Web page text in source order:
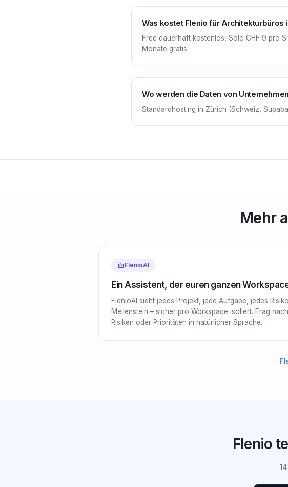
Was kostet Flenio für Architekturbüros
Free dauerhaft kostenlos, Solo CHF 9 pro
Monate gratis.
Wo werden die Daten von
Standardhosting in Zürich (Schweiz,
Mehr
FlenioAI
Ein Assistent, der euren ganzen
FlenioAI sieht jedes Projekt, jede Aufgabe, jedes
Meilenstein – sicher pro Workspace isoliert. Frag nach
Risiken oder Prioritäten in natürlicher Sprache.
Flenio